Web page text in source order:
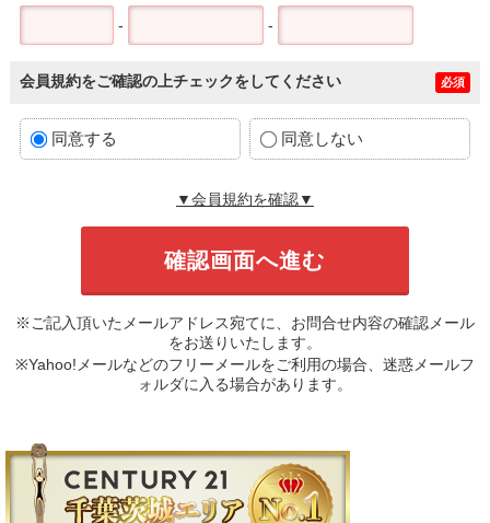
- -
会員規約をご確認の上チェックをしてください 必須
同意する 同意しない
▼会員規約を確認▼
※ご記入頂いたメールアドレス宛てに、お問合せ内容の確認メール
をお送りいたします。
※Yahoo!メールなどのフリーメールをご利用の場合、迷惑メールフ
ォルダに入る場合があります。